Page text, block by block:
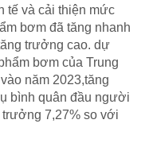
tế và cải thiện mức
bơm đã tăng nhanh
trưởng cao. dự
bơm của Trung
năm 2023,tăng
bình quân đầu người
7,27% so với